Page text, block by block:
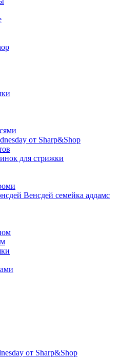
от Sharp&Shop
для стрижки
Венсдей семейка аддамс
от Sharp&Shop